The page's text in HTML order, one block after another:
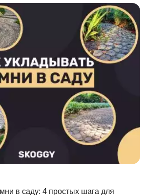
в саду: 4 простых шага для